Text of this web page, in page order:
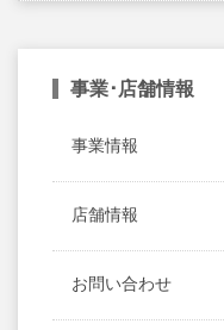
事業･店舗情報
事業情報
店舗情報
お問い合わせ